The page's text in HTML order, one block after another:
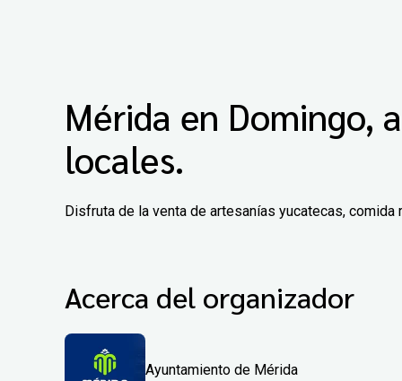
Mérida en Domingo,
locales.
Disfruta de la venta de artesanías yucatecas,
Acerca del organizador
Ayuntamiento de Mérida